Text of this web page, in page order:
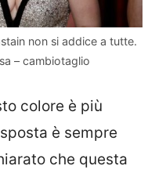
non si addice a tutte.
– cambiotaglio
colore è più
è sempre
che questa